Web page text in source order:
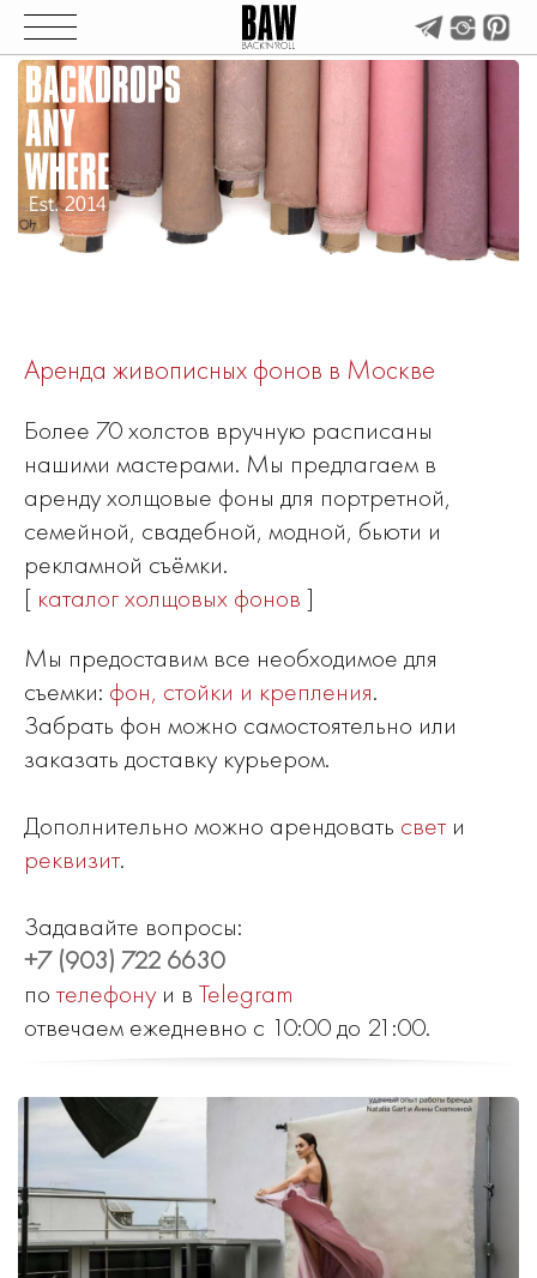
Аренда живописных фонов в Москве
Более 70 холстов вручную расписаны
нашими мастерами. Мы предлагаем в
аренду холщовые фоны для портретной,
семейной, свадебной, модной, бьюти и
рекламной съёмки.
[ каталог холщовых фонов ]
Мы предоставим все необходимое для
съемки: фон, стойки и крепления.
Забрать фон можно самостоятельно или
заказать доставку курьером.
Дополнительно можно арендовать свет и
реквизит.
Задавайте вопросы:
+7 (903) 722 6630
по телефону и в Telegram
отвечаем ежедневно с 10:00 до 21:00.